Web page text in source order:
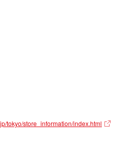
tokyo/store_information/index.html